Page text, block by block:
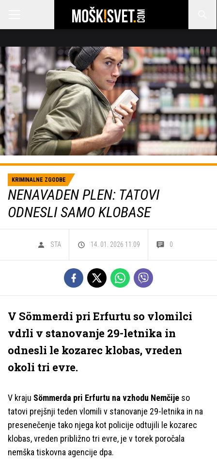
KRIMINALNE ZGODBE
NENAVADEN PLEN: TATOVI
ODNESLI SAMO KLOBASE
STA 14. 01. 2026 11.09 0
V Sömmerdi pri Erfurtu so vlomilci
vdrli v stanovanje 29-letnika in
odnesli le kozarec klobas, vreden
okoli tri evre.
V kraju Sömmerda pri Erfurtu na vzhodu Nemčije so
tatovi prejšnji teden vlomili v stanovanje 29-letnika in na
presenečenje tako njega kot policije odtujili le kozarec
klobas, vreden približno tri evre, je v torek poročala
nemška tiskovna agencije dpa.